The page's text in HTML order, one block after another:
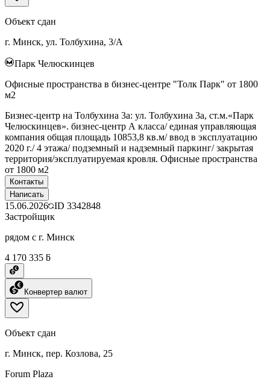
Объект сдан
г. Минск, ул. Толбухина, 3/А
Парк Челюскинцев
Офисные пространства в бизнес-центре "Толк Парк" от 1800
м2
Бизнес-центр на Толбухина 3а: ул. Толбухина 3а, ст.м.«Парк
Челюскинцев». бизнес-центр А класса/ единая управляющая
компания общая площадь 10853,8 кв.м/ ввод в эксплуатацию
2020 г./ 4 этажа/ подземный и надземный паркинг/ закрытая
территория/эксплуатируемая кровля. Офисные пространства
от 1800 м2
Контакты
Написать
15.06.2026 ID 3342848
Застройщик
рядом с г. Минск
4 170 335 ƃ
Конвертер валют
Объект сдан
г. Минск, пер. Козлова, 25
Forum Plaza